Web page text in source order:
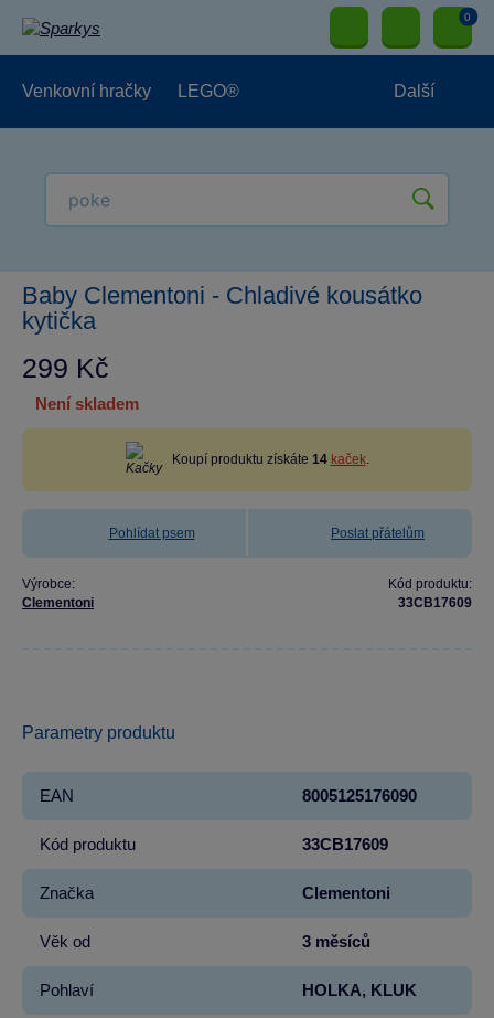
0
Venkovní hračky LEGO® Další
Baby Clementoni - Chladivé kousátko
kytička
299 Kč
není skladem
Koupí produktu získáte 14 kaček.
Pohlídat psem Poslat přátelům
Výrobce:
Clementoni
Kód produktu:
33CB17609
Parametry produktu
EAN 8005125176090
Kód produktu 33CB17609
Značka Clementoni
Věk od 3 měsíců
Pohlaví HOLKA, KLUK